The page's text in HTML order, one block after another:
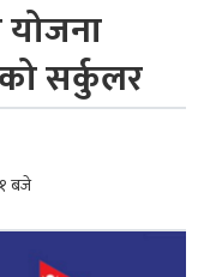
योजना
सर्कुलर
बजे